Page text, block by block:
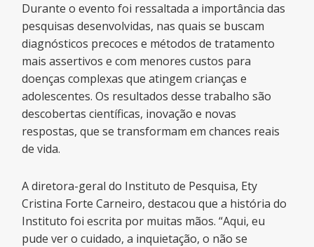
Durante o evento foi ressaltada a importância das
pesquisas desenvolvidas, nas quais se buscam
diagnósticos precoces e métodos de tratamento
mais assertivos e com menores custos para
doenças complexas que atingem crianças e
adolescentes. Os resultados desse trabalho são
descobertas científicas, inovação e novas
respostas, que se transformam em chances reais
de vida.
A diretora-geral do Instituto de Pesquisa, Ety
Cristina Forte Carneiro, destacou que a história do
Instituto foi escrita por muitas mãos. “Aqui, eu
pude ver o cuidado, a inquietação, o não se